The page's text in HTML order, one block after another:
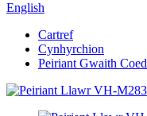
English
Cartref
Cynhyrchion
Peiriant Gwaith Coed